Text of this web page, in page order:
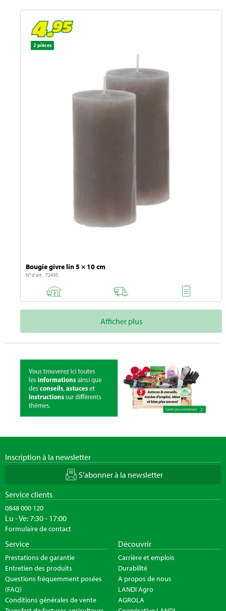
2 pièces
Bougie givre lin 5 × 10 cm
N° d'art. 72430
Afficher plus
Inscription à la newsletter
S’abonner à la newsletter
Service clients
0848 000 120
Lu - Ve: 7:30 - 17:00
Formulaire de contact
Service
Prestations de garantie
Entretien des produits
Questions fréquemment posées
(FAQ)
Conditions générales de vente
Découvrir
Carrière et emplois
Durabilité
A propos de nous
LANDI Agro
AGROLA